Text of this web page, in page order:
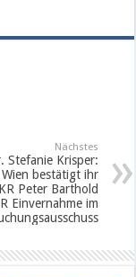
Nächstes
Stefanie Krisper:
bestätigt ihr
Peter Barthold
Einvernahme im